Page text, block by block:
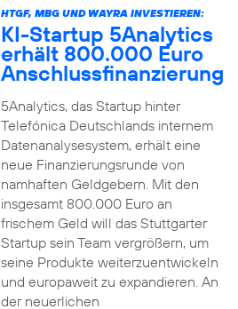
HTGF, MBG UND WAYRA INVESTIEREN:
KI-Startup 5Analytics
erhält 800.000 Euro
Anschlussfinanzierung
5Analytics, das Startup hinter
Telefónica Deutschlands internem
Datenanalysesystem, erhält eine
neue Finanzierungsrunde von
namhaften Geldgebern. Mit den
insgesamt 800.000 Euro an
frischem Geld will das Stuttgarter
Startup sein Team vergrößern, um
seine Produkte weiterzuentwickeln
und europaweit zu expandieren. An
der neuerlichen